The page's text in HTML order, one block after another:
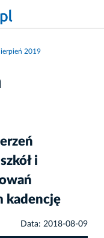
2019
i
kadencję
Data: 2018-08-09